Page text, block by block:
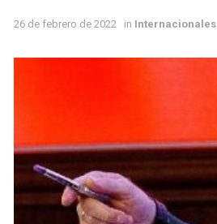
26 de febrero de 2022 in Internacionales